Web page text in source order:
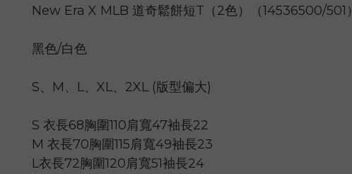
New Era X MLB 道奇鬆餅短T（2色）（14536500/501）
黑色/白色
S、M、L、XL、2XL (版型偏大)
S 衣長68胸圍110肩寬47袖長22
M 衣長70胸圍115肩寬49袖長23
L衣長72胸圍120肩寬51袖長24